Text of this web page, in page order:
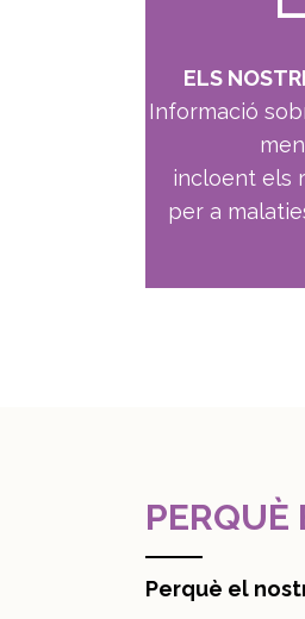
ELS
Informació
incloent els
per a
PERQUÈ
Perquè el